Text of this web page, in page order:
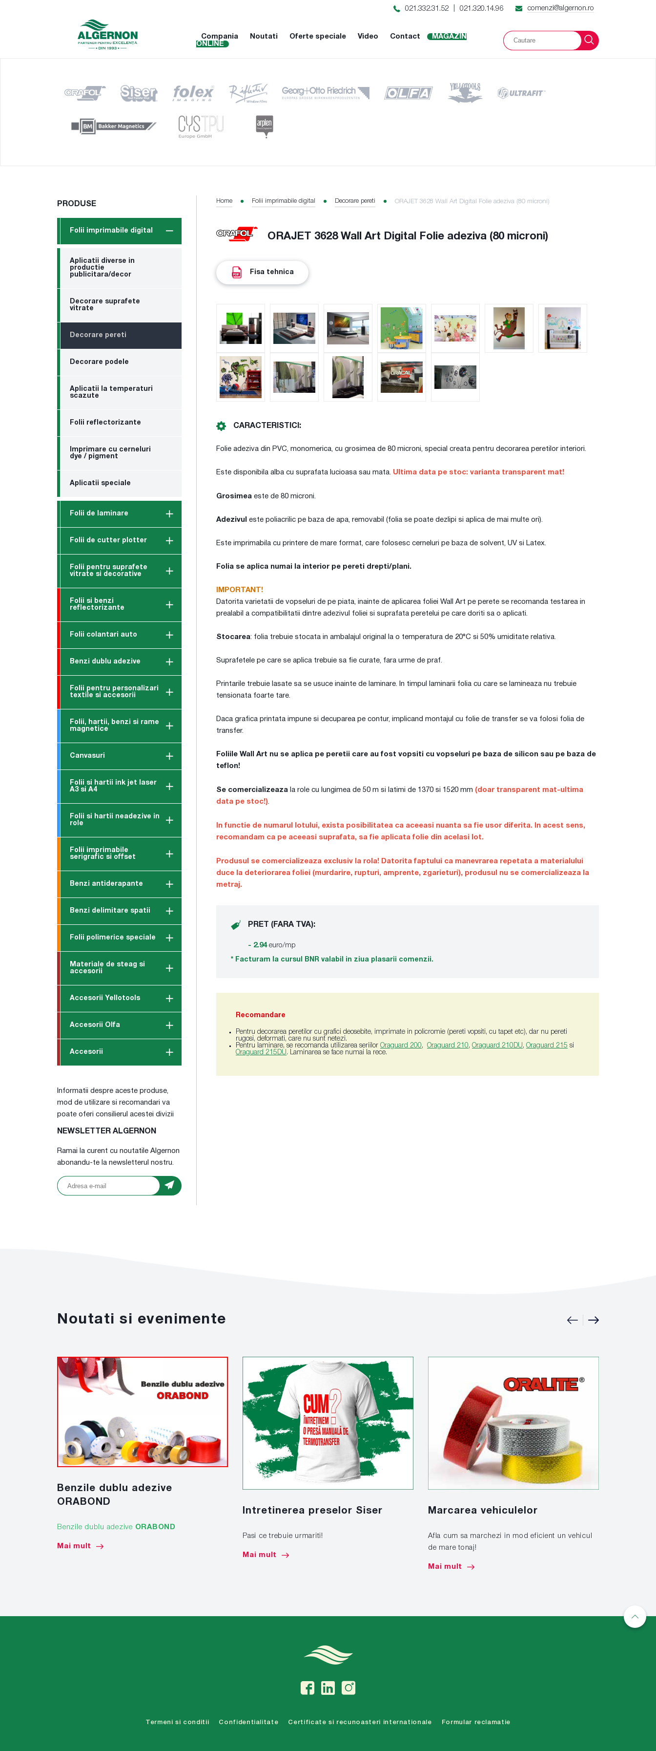
021.332.31.52 021.320.14.96 comenzi@algernon.ro
Compania Noutati Oferte speciale Video Contact
MAGAZIN
ONLINE
PRODUSE
Folii imprimabile digital
Aplicatii diverse in
productie
publicitara/decor
Decorare suprafete
vitrate
Decorare pereti
Decorare podele
Aplicatii la temperaturi
scazute
Folii reflectorizante
Imprimare cu cerneluri
dye / pigment
Aplicatii speciale
Folii de laminare
Folii de cutter plotter
Folii pentru suprafete
vitrate si decorative
Folii si benzi
reflectorizante
Folii colantari auto
Benzi dublu adezive
Folii pentru personalizari
textile si accesorii
Folii, hartii, benzi si rame
magnetice
Canvasuri
Folii si hartii ink jet laser
A3 si A4
Folii si hartii neadezive in
role
Folii imprimabile
serigrafic si offset
Benzi antiderapante
Benzi delimitare spatii
Folii polimerice speciale
Materiale de steag si
accesorii
Accesorii Yellotools
Accesorii Olfa
Accesorii
Informatii despre aceste produse,
mod de utilizare si recomandari va
poate oferi consilierul acestei divizii
NEWSLETTER ALGERNON
Ramai la curent cu noutatile Algernon
abonandu-te la newsletterul nostru.
Home Folii imprimabile digital Decorare pereti ORAJET 3628 Wall Art Digital Folie adeziva (80 microni)
ORAJET 3628 Wall Art Digital Folie adeziva (80 microni)
Fisa tehnica
CARACTERISTICI:
Folie adeziva din PVC, monomerica, cu grosimea de 80 microni, special creata pentru decorarea peretilor interiori.
Este disponibila alba cu suprafata lucioasa sau mata. Ultima data pe stoc: varianta transparent mat!
Grosimea este de 80 microni.
Adezivul este poliacrilic pe baza de apa, removabil (folia se poate dezlipi si aplica de mai multe ori).
Este imprimabila cu printere de mare format, care folosesc cerneluri pe baza de solvent, UV si Latex.
Folia se aplica numai la interior pe pereti drepti/plani.
IMPORTANT!
Datorita varietatii de vopseluri de pe piata, inainte de aplicarea foliei Wall Art pe perete se recomanda testarea in
prealabil a compatibilitatii dintre adezivul foliei si suprafata peretelui pe care doriti sa o aplicati.
Stocarea: folia trebuie stocata in ambalajul original la o temperatura de 20°C si 50% umiditate relativa.
Suprafetele pe care se aplica trebuie sa fie curate, fara urme de praf.
Printarile trebuie lasate sa se usuce inainte de laminare. In timpul laminarii folia cu care se lamineaza nu trebuie
tensionata foarte tare.
Daca grafica printata impune si decuparea pe contur, implicand montajul cu folie de transfer se va folosi folia de
transfer.
Foliile Wall Art nu se aplica pe peretii care au fost vopsiti cu vopseluri pe baza de silicon sau pe baza de
teflon!
Se comercializeaza la role cu lungimea de 50 m si latimi de 1370 si 1520 mm (doar transparent mat-ultima
data pe stoc!).
In functie de numarul lotului, exista posibilitatea ca aceeasi nuanta sa fie usor diferita. In acest sens,
recomandam ca pe aceeasi suprafata, sa fie aplicata folie din acelasi lot.
Produsul se comercializeaza exclusiv la rola! Datorita faptului ca manevrarea repetata a materialului
duce la deteriorarea foliei (murdarire, rupturi, amprente, zgarieturi), produsul nu se comercializeaza la
metraj.
PRET (FARA TVA):
- 2.94 euro/mp
* Facturam la cursul BNR valabil in ziua plasarii comenzii.
Recomandare
Pentru decorarea peretilor cu grafici deosebite, imprimate in policromie (pereti vopsiti, cu tapet etc), dar nu pereti
rugosi, deformati, care nu sunt netezi.
Pentru laminare, se recomanda utilizarea seriilor Oraguard 200, Oraguard 210, Oraguard 210DU, Oraguard 215 si
Oraguard 215DU. Laminarea se face numai la rece.
Noutati si evenimente
Benzile dublu adezive
ORABOND
Benzile dublu adezive ORABOND
Mai mult
Intretinerea preselor Siser
Pasi ce trebuie urmariti!
Mai mult
Marcarea vehiculelor
Afla cum sa marchezi in mod eficient un vehicul
de mare tonaj!
Mai mult
Termeni si conditii Confidentialitate Certificate si recunoasteri internationale Formular reclamatie